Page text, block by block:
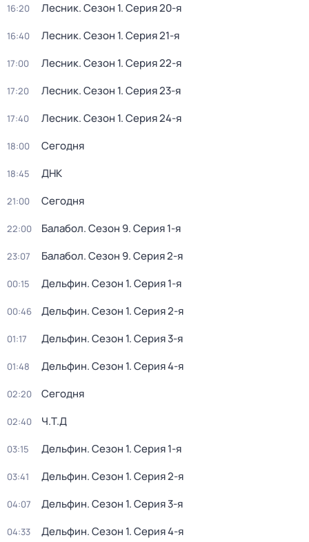
16:20 Лесник. Сезон 1. Серия 20-я
16:40 Лесник. Сезон 1. Серия 21-я
17:00 Лесник. Сезон 1. Серия 22-я
17:20 Лесник. Сезон 1. Серия 23-я
17:40 Лесник. Сезон 1. Серия 24-я
18:00 Сегодня
18:45 ДНК
21:00 Сегодня
22:00 Балабол. Сезон 9. Серия 1-я
23:07 Балабол. Сезон 9. Серия 2-я
00:15 Дельфин. Сезон 1. Серия 1-я
00:46 Дельфин. Сезон 1. Серия 2-я
01:17 Дельфин. Сезон 1. Серия 3-я
01:48 Дельфин. Сезон 1. Серия 4-я
02:20 Сегодня
02:40 Ч.T.Д
03:15 Дельфин. Сезон 1. Серия 1-я
03:41 Дельфин. Сезон 1. Серия 2-я
04:07 Дельфин. Сезон 1. Серия 3-я
04:33 Дельфин. Сезон 1. Серия 4-я